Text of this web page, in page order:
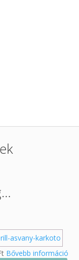
Bővebb információ